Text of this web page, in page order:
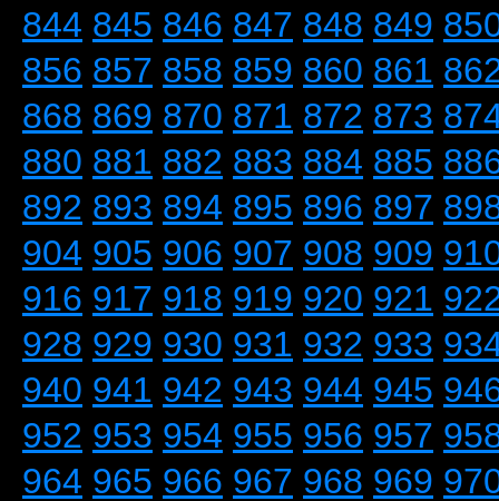
844 845 846 847 848 849
856 857 858 859 860 861
868 869 870 871 872 873
880 881 882 883 884 885
892 893 894 895 896 897
904 905 906 907 908 909
916 917 918 919 920 921
928 929 930 931 932 933
940 941 942 943 944 945
952 953 954 955 956 957
964 965 966 967 968 969